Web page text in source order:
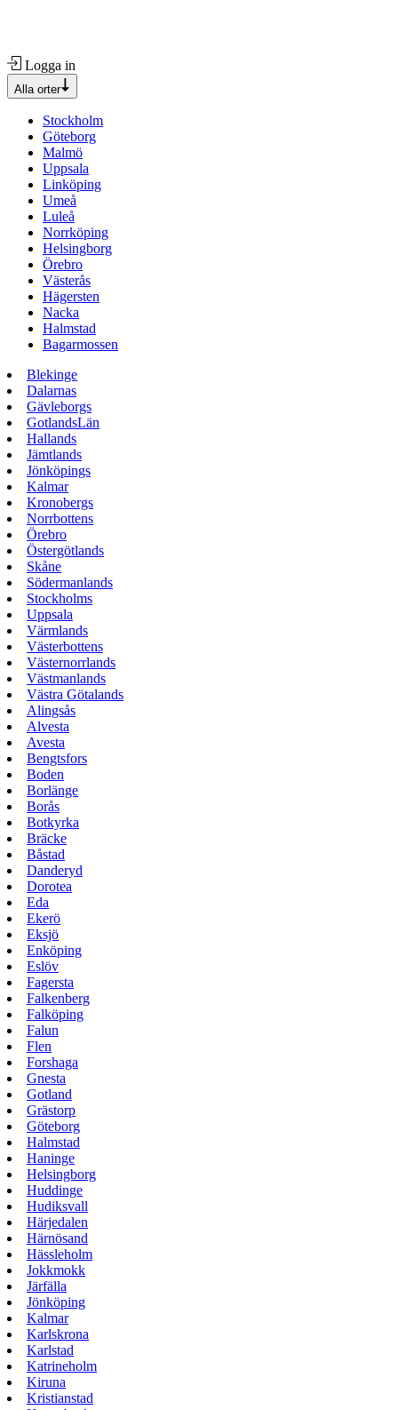
Logga in
Alla orter
Stockholm
Göteborg
Malmö
Uppsala
Linköping
Umeå
Luleå
Norrköping
Helsingborg
Örebro
Västerås
Hägersten
Nacka
Halmstad
Bagarmossen
Blekinge
Dalarnas
Gävleborgs
GotlandsLän
Hallands
Jämtlands
Jönköpings
Kalmar
Kronobergs
Norrbottens
Örebro
Östergötlands
Skåne
Södermanlands
Stockholms
Uppsala
Värmlands
Västerbottens
Västernorrlands
Västmanlands
Västra Götalands
Alingsås
Alvesta
Avesta
Bengtsfors
Boden
Borlänge
Borås
Botkyrka
Bräcke
Båstad
Danderyd
Dorotea
Eda
Ekerö
Eksjö
Enköping
Eslöv
Fagersta
Falkenberg
Falköping
Falun
Flen
Forshaga
Gnesta
Gotland
Grästorp
Göteborg
Halmstad
Haninge
Helsingborg
Huddinge
Hudiksvall
Härjedalen
Härnösand
Hässleholm
Jokkmokk
Järfälla
Jönköping
Kalmar
Karlskrona
Karlstad
Katrineholm
Kiruna
Kristianstad